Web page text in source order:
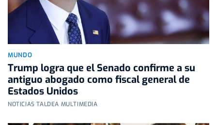
MUNDO
Trump logra que el Senado confirme a su
antiguo abogado como fiscal general de
Estados Unidos
NOTICIAS TALDEA MULTIMEDIA